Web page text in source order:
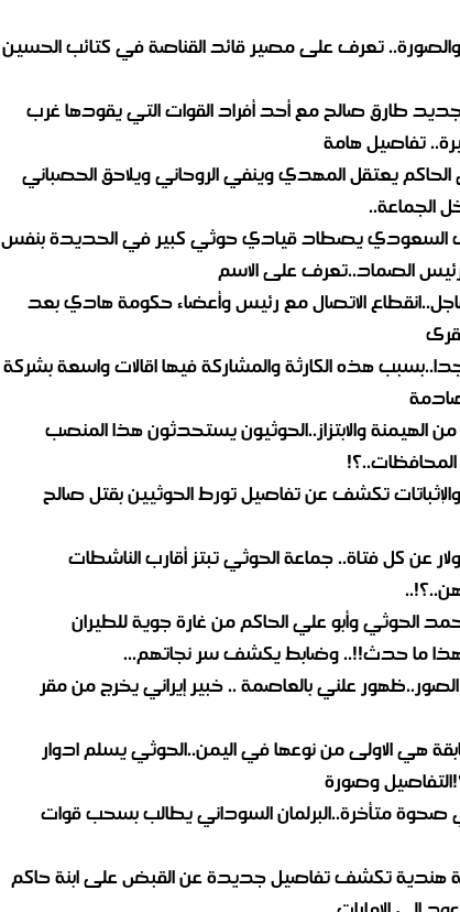
والصورة.. تعرف على مصير قائد القناصة في كتائب الحسين
طارق صالح مع أحد أفراد القوات التي يقودها غرب
تفاصيل هامة
الحاكم يعتقل المهدي وينفي الروحاني ويلاحق الحصباني
الجماعة..
السعودي يصطاد قيادي حوثي كبير في الحديدة بنفس
الصماد..تعرف على الاسم
الاتصال مع رئيس وأعضاء حكومة هادي بعد
هذه الكارثة والمشاركة فيها اقالات واسعة بشركة
الهيمنة والابتزاز..الحوثيون يستحدثون هذا المنصب
والإثباتات تكشف عن تفاصيل تورط الحوثيين بقتل صالح
دولار عن كل فتاة.. جماعة الحوثي تبتز أقارب الناشطات
الحوثي وأبو علي الحاكم من غارة جوية للطيران
ما حدث!!.. وضابط يكشف سر نجاتهم...
علني بالعاصمة .. خبير إيراني يخرج من مقر
هي الاولى من نوعها في اليمن..الحوثي يسلم ادوار
وصورة
متأخرة..البرلمان السوداني يطالب بسحب قوات
تكشف تفاصيل جديدة عن القبض على ابنة حاكم